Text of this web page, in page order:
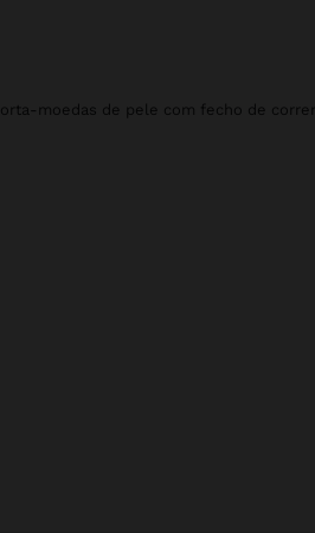
porta-moedas de pele com fecho de correr